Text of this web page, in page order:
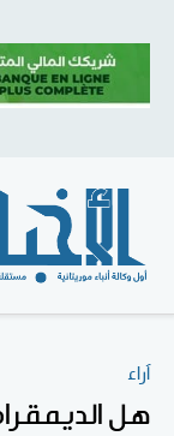
آراء
هل